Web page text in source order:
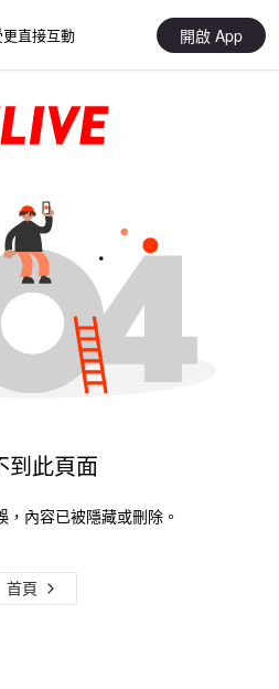
直接互動 開啟 App
到此頁面
，內容已被隱藏或刪除。
首頁